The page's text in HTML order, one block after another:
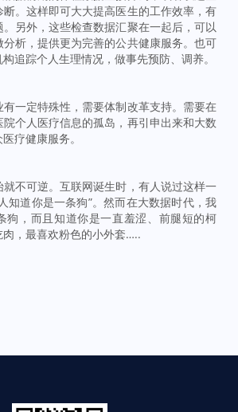
。这样即可大大提高医生的工作效率，有
另外，这些检查数据汇聚在一起后，可以
析，提供更为完善的公共健康服务。也可
追踪个人生理情况，做事先预防、调养。
一定特殊性，需要体制改革支持。需要在
个人医疗信息的孤岛，再引申出来和大数
疗健康服务。
不可逆。互联网诞生时，有人说过这样一
知道你是一条狗”。然而在大数据时代，我
狗，而且知道你是一直羞涩、前腿短的柯
，最喜欢粉色的小外套…..